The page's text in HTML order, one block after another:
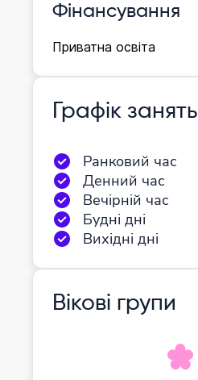
Фінансування
Приватна освіта
Графік занять
Ранковий час
Денний час
Вечірній час
Будні дні
Вихідні дні
Вікові групи